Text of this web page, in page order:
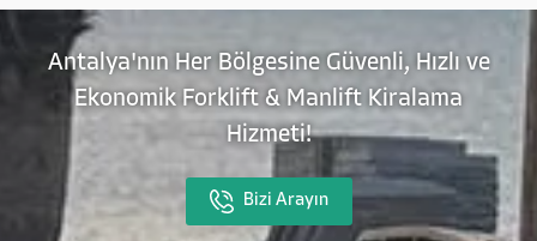
Antalya'nın Her Bölgesine Güvenli, Hızlı ve
Ekonomik Forklift & Manlift Kiralama
Hizmeti!
Bizi Arayın